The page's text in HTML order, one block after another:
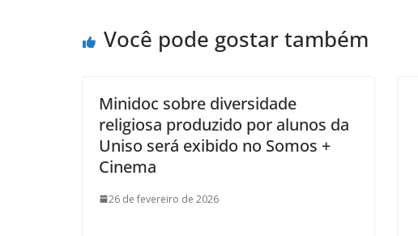
Você pode gostar também
Minidoc sobre diversidade
religiosa produzido por alunos da
Uniso será exibido no Somos +
Cinema
26 de fevereiro de 2026